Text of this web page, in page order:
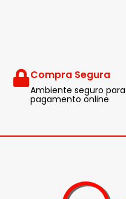
Compra Segura
Ambiente seguro para
pagamento online